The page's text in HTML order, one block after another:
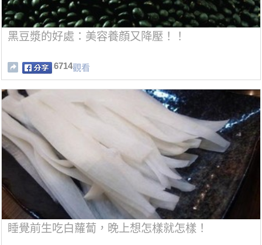
黑豆漿的好處：美容養顔又降壓！！
6714觀看
睡覺前生吃白蘿蔔，晚上想怎樣就怎樣！